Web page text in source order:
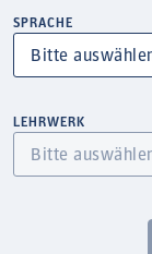
SPRACHE
LEHRWERK